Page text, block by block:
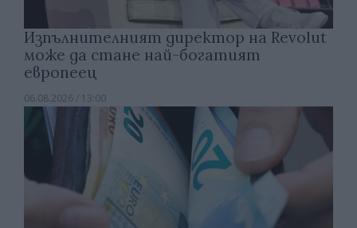
Изпълнителният директор на Revolut
може да стане най-богатият
европеец
06.08.2026 / 13:00